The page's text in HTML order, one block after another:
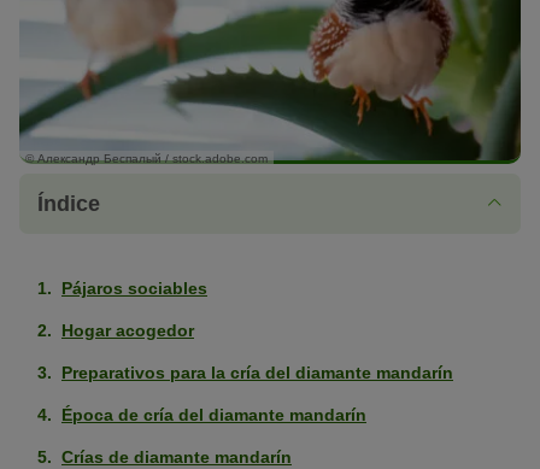
© Александр Беспалый / stock.adobe.com
Índice
Pájaros sociables
Hogar acogedor
Preparativos para la cría del diamante mandarín
Época de cría del diamante mandarín
Crías de diamante mandarín